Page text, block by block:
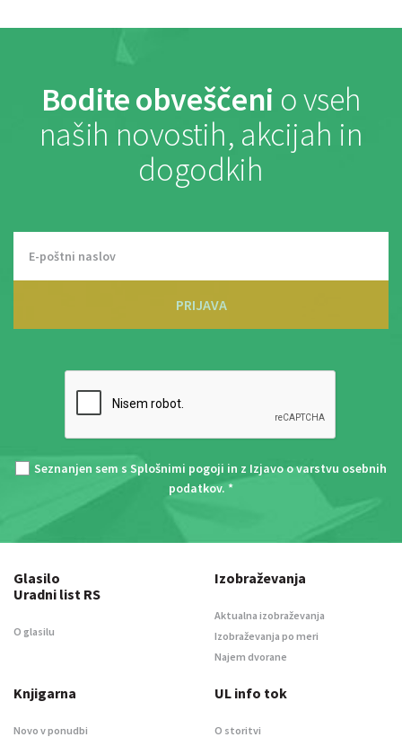
Bodite obveščeni o vseh
naših novostih, akcijah in
dogodkih
PRIJAVA
Seznanjen sem s Splošnimi pogoji in z Izjavo o varstvu osebnih
podatkov. *
Glasilo
Uradni list RS
O glasilu
Izobraževanja
Aktualna izobraževanja
Izobraževanja po meri
Najem dvorane
Knjigarna
Novo v ponudbi
UL info tok
O storitvi